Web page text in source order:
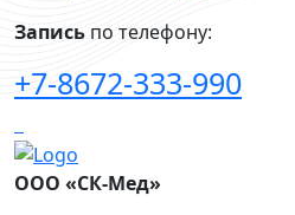
Запись по телефону:
+7-8672-333-990
ООО «СК-Мед»